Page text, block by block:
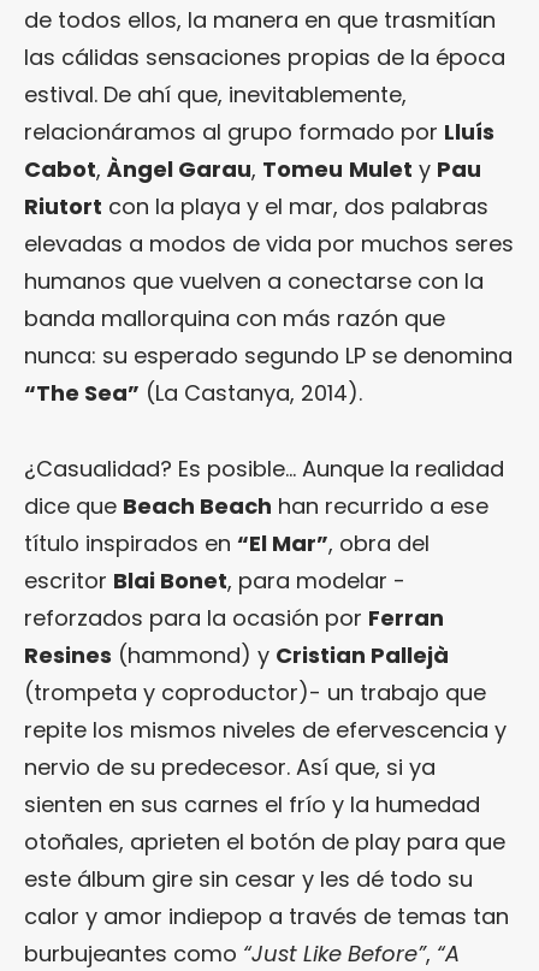
de todos ellos, la manera en que trasmitían
las cálidas sensaciones propias de la época
estival. De ahí que, inevitablemente,
relacionáramos al grupo formado por Lluís
Cabot, Àngel Garau, Tomeu Mulet y Pau
Riutort con la playa y el mar, dos palabras
elevadas a modos de vida por muchos seres
humanos que vuelven a conectarse con la
banda mallorquina con más razón que
nunca: su esperado segundo LP se denomina
“The Sea” (La Castanya, 2014).
¿Casualidad? Es posible… Aunque la realidad
dice que Beach Beach han recurrido a ese
título inspirados en “El Mar”, obra del
escritor Blai Bonet, para modelar -
reforzados para la ocasión por Ferran
Resines (hammond) y Cristian Pallejà
(trompeta y coproductor)- un trabajo que
repite los mismos niveles de efervescencia y
nervio de su predecesor. Así que, si ya
sienten en sus carnes el frío y la humedad
otoñales, aprieten el botón de play para que
este álbum gire sin cesar y les dé todo su
calor y amor indiepop a través de temas tan
burbujeantes como “Just Like Before”, “A